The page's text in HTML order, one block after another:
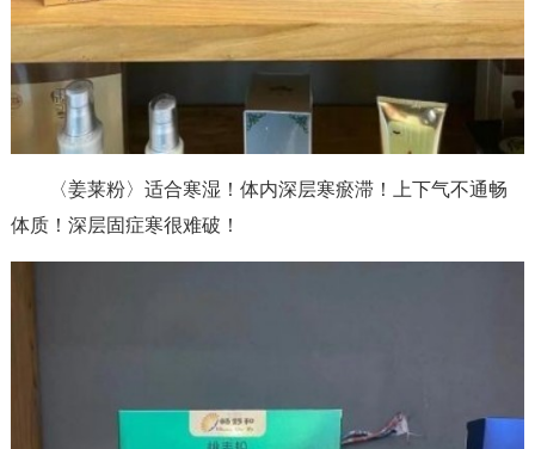
〈姜莱粉〉适合寒湿！体内深层寒瘀滞！上下气不通畅
体质！深层固症寒很难破！